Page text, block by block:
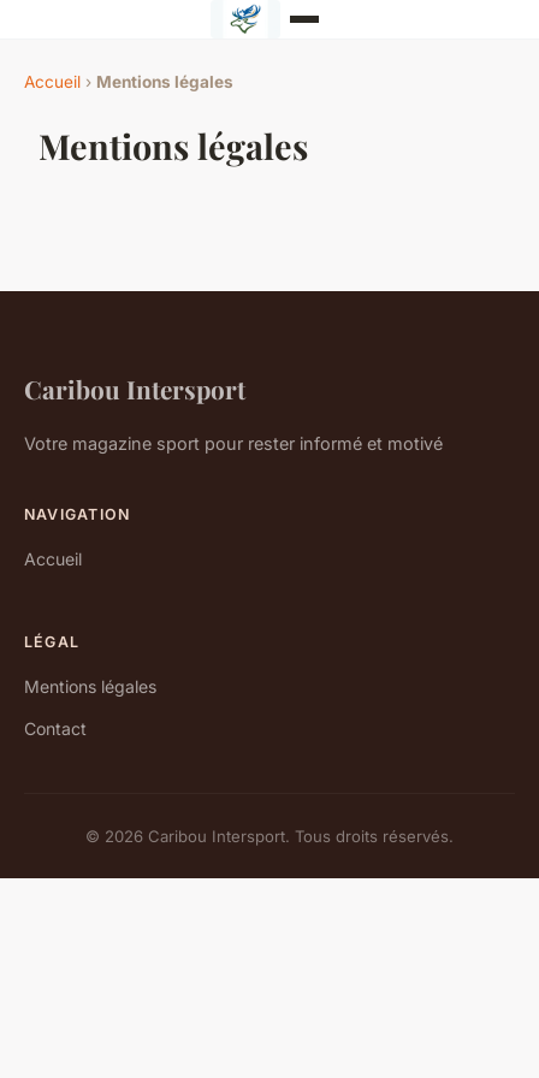
Accueil › Mentions légales
Mentions légales
Caribou Intersport
Votre magazine sport pour rester informé et motivé
NAVIGATION
Accueil
LÉGAL
Mentions légales
Contact
© 2026 Caribou Intersport. Tous droits réservés.